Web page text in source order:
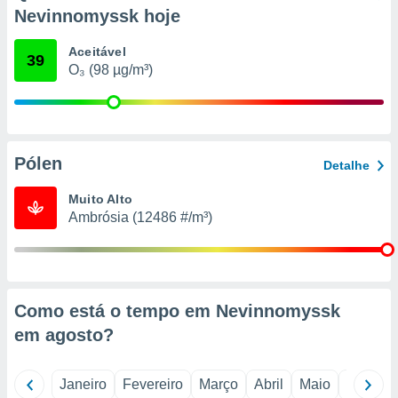
qual se
ou opor-
qualquer
o
num
Nevinnomyssk hoje
39 Aceitável
O₃ (98 µg/m³)
Pólen Detalhe
Muito Alto
Ambrósia (12486 #/m³)
Como está o tempo em Nevinnomyssk
em agosto?
Janeiro Fevereiro Março Abril Maio Junho